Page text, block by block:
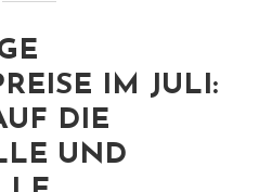
IM JULI:
DIE
UND